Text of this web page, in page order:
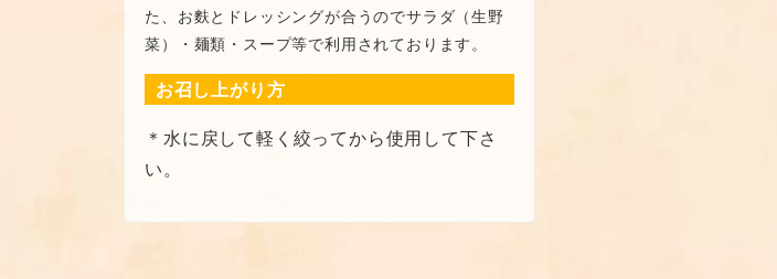
た、お麩とドレッシングが合うのでサラダ（生野
菜）・麺類・スープ等で利用されております。
お召し上がり方
＊水に戻して軽く絞ってから使用して下さ
い。